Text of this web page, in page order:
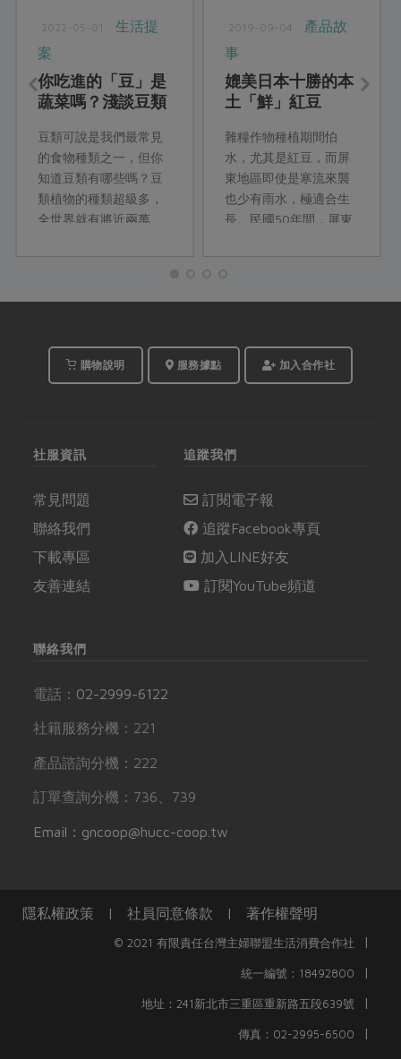
2022-05-01
生活提
案
你吃進的「豆」是
蔬菜嗎？淺談豆類
豆類可說是我們最常見
的食物種類之一，但你
知道豆類有哪些嗎？豆
類植物的種類超級多，
全世界就有將近兩萬
菜食用，有的則是因為
來提取油脂供應食用或
豆，其實營養成分卻是
大有區別呢。
2019-09-04
產品故
事
媲美日本十勝的本
土「鮮」紅豆
雜糧作物種植期間怕
水，尤其是紅豆，而屏
東地區即使是寒流來襲
也少有雨水，極適合生
長。民國50年間，屏東
最先試種成功，因其產
銷市場開通；而後，種
購物說明 服務據點 加入合作社
社服資訊
常見問題
聯絡我們
下載專區
友善連結
追蹤我們
訂閱電子報
追蹤Facebook專頁
加入LINE好友
訂閱YouTube頻道
聯絡我們
電話： 02-2999-6122
社籍服務分機：221
產品諮詢分機：222
訂單查詢分機：736、739
Email：gncoop@hucc-coop.tw
隱私權政策 | 社員同意條款 | 著作權聲明
© 2021 有限責任台灣主婦聯盟生活消費合作社 |
統一編號：18492800 |
地址：241新北市三重區重新路五段639號 |
傳真：02-2995-6500 |